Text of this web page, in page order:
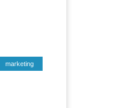
marketing